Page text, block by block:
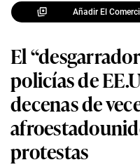
Añadir El
El
policías de
decenas de
protestas